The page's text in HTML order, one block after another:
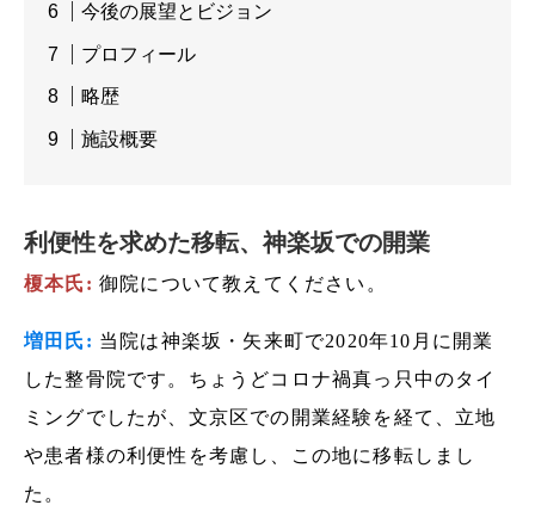
今後の展望とビジョン
プロフィール
略歴
施設概要
利便性を求めた移転、神楽坂での開業
榎本氏: 御院について教えてください。
増田氏: 当院は神楽坂・矢来町で2020年10月に開業
した整骨院です。ちょうどコロナ禍真っ只中のタイ
ミングでしたが、文京区での開業経験を経て、立地
や患者様の利便性を考慮し、この地に移転しまし
た。